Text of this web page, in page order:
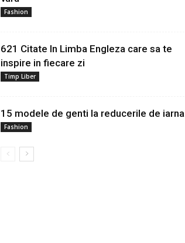
Fashion
621 Citate In Limba Engleza care sa te
inspire in fiecare zi
Timp Liber
15 modele de genti la reducerile de iarna
Fashion